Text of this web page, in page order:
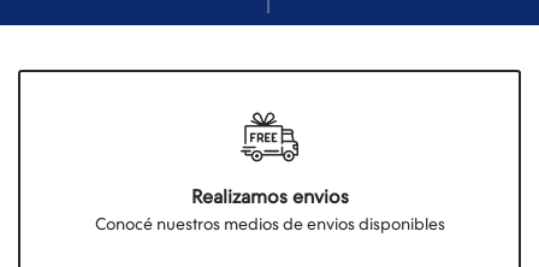
Realizamos envios
Conocé nuestros medios de envios disponibles